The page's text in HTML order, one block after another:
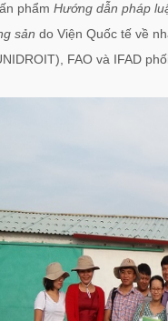
phẩmHướng dẫn pháp
sản do Viện Quốc tế về
FAO và IFAD